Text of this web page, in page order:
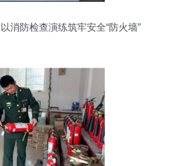
消防检查演练筑牢安全“防火墙”